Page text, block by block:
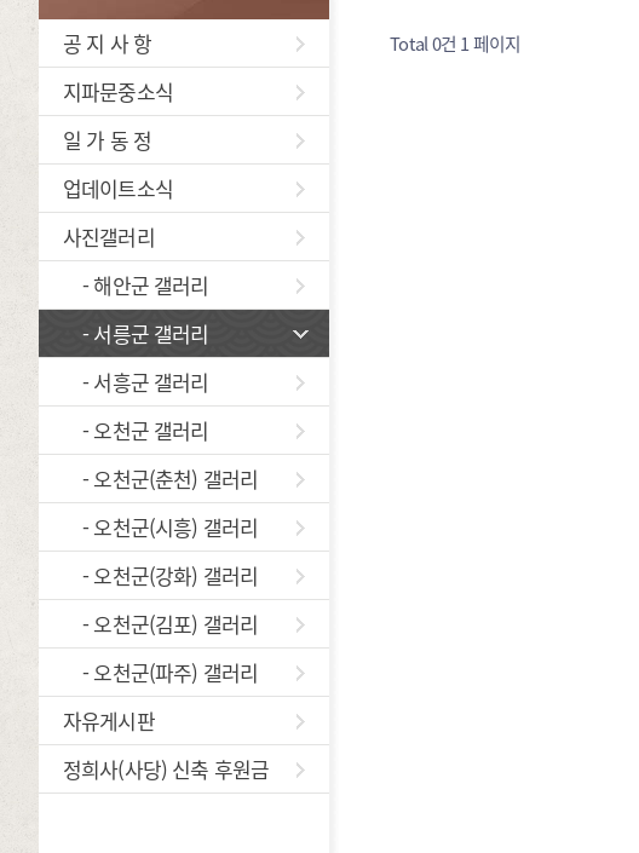
공 지 사 항
지파문중소식
일 가 동 정
업데이트소식
사진갤러리
- 해안군 갤러리
- 서릉군 갤러리
- 서흥군 갤러리
- 오천군 갤러리
- 오천군(춘천) 갤러리
- 오천군(시흥) 갤러리
- 오천군(강화) 갤러리
- 오천군(김포) 갤러리
- 오천군(파주) 갤러리
자유게시판
정희사(사당) 신축 후원금
Total 0건 1 페이지